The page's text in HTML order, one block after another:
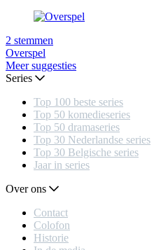
2 stemmen
Overspel
Meer suggesties
Series
Top 100 beste series
Top 50 komedieseries
Top 50 dramaseries
Top 30 Nederlandse series
Top 30 Belgische series
Jaar in series
Over ons
Contact
Colofon
Historie